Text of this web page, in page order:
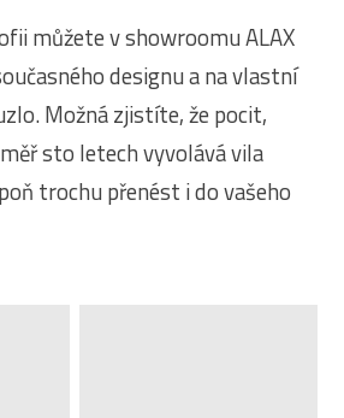
můžete v showroomu ALAX
designu a na vlastní
Možná zjistíte, že pocit,
sto letech vyvolává vila
trochu přenést i do vašeho